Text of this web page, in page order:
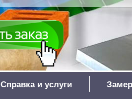
Справка и услуги